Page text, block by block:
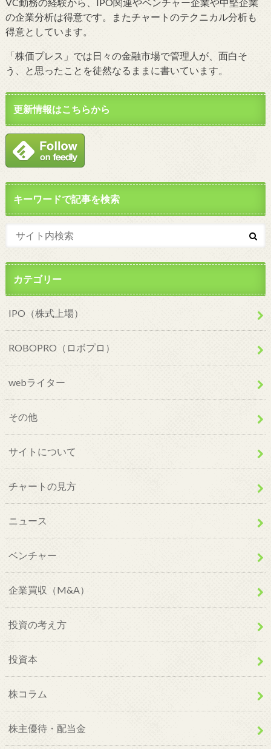
VC勤務の経験から、IPO関連やベンチャー企業や中堅企業
の企業分析は得意です。またチャートのテクニカル分析も
得意としています。
「株価プレス」では日々の金融市場で管理人が、面白そ
う、と思ったことを徒然なるままに書いています。
更新情報はこちらから
キーワードで記事を検索
カテゴリー
IPO（株式上場）
ROBOPRO（ロボプロ）
webライター
その他
サイトについて
チャートの見方
ニュース
ベンチャー
企業買収（M&A）
投資の考え方
投資本
株コラム
株主優待・配当金